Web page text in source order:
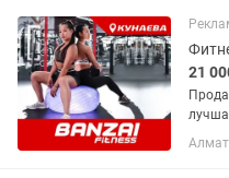
Все
21
в